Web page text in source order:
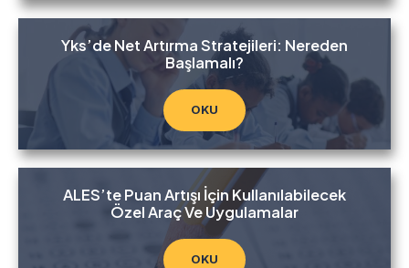
Yks’de Net Artırma Stratejileri: Nereden
Başlamalı?
OKU
ALES’te Puan Artışı İçin Kullanılabilecek
Özel Araç Ve Uygulamalar
OKU